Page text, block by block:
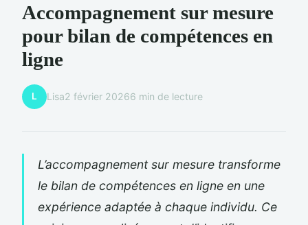
Accompagnement sur mesure
pour bilan de compétences en
ligne
L Lisa2 février 20266 min de lecture
L’accompagnement sur mesure transforme
le bilan de compétences en ligne en une
expérience adaptée à chaque individu. Ce